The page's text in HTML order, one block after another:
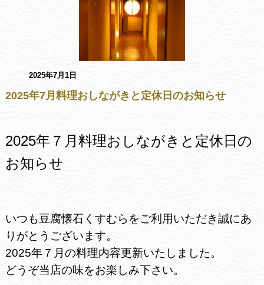
2025年7月1日
2025年7月料理おしながきと定休日のお知らせ
2025年７月料理おしながきと定休日の
お知らせ
いつも豆腐懐石くすむらをご利用いただき誠にあ
りがとうございます。
2025年７月の料理内容更新いたしました。
どうぞ当店の味をお楽しみ下さい。